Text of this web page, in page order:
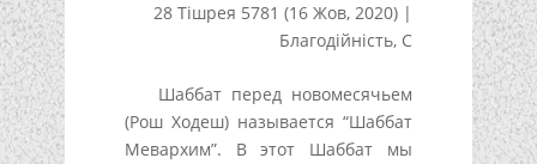
28 Тішрея 5781 (16 Жов, 2020) |
Благодійність, С
Шаббат перед новомесячьем
(Рош Ходеш) называется “Шаббат
Мевархим”. В этот Шаббат мы